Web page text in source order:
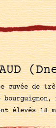
cuvée de
élevés 18